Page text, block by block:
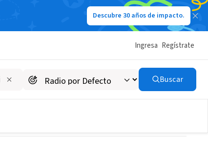
Descubre 30 años de impacto.
Ingresa Regístrate
Buscar